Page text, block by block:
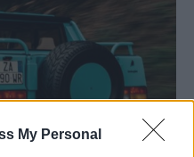
My Personal